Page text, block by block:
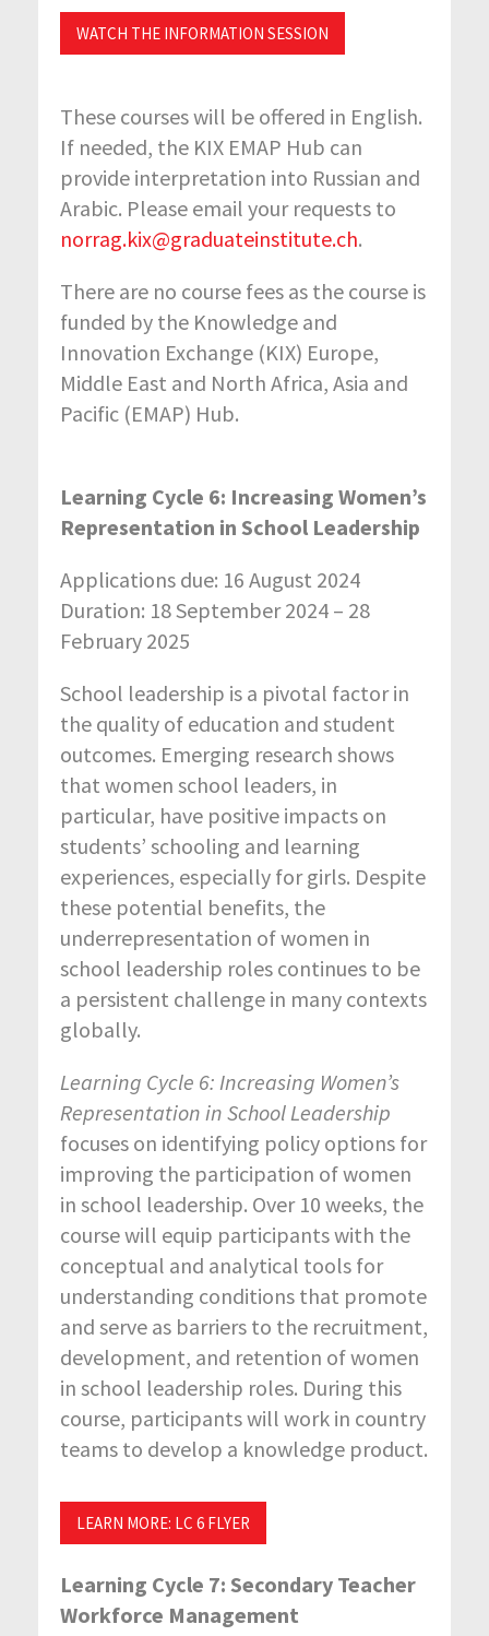
WATCH THE INFORMATION SESSION
These courses will be offered in English.
If needed, the KIX EMAP Hub can
provide interpretation into Russian and
Arabic. Please email your requests to
norrag.kix@graduateinstitute.ch.
There are no course fees as the course is
funded by the Knowledge and
Innovation Exchange (KIX) Europe,
Middle East and North Africa, Asia and
Pacific (EMAP) Hub.
Learning Cycle 6: Increasing Women’s
Representation in School Leadership
Applications due: 16 August 2024
Duration: 18 September 2024 – 28
February 2025
School leadership is a pivotal factor in
the quality of education and student
outcomes. Emerging research shows
that women school leaders, in
particular, have positive impacts on
students’ schooling and learning
experiences, especially for girls. Despite
these potential benefits, the
underrepresentation of women in
school leadership roles continues to be
a persistent challenge in many contexts
globally.
Learning Cycle 6: Increasing Women’s
Representation in School Leadership
focuses on identifying policy options for
improving the participation of women
in school leadership. Over 10 weeks, the
course will equip participants with the
conceptual and analytical tools for
understanding conditions that promote
and serve as barriers to the recruitment,
development, and retention of women
in school leadership roles. During this
course, participants will work in country
teams to develop a knowledge product.
LEARN MORE: LC 6 FLYER
Learning Cycle 7: Secondary Teacher
Workforce Management